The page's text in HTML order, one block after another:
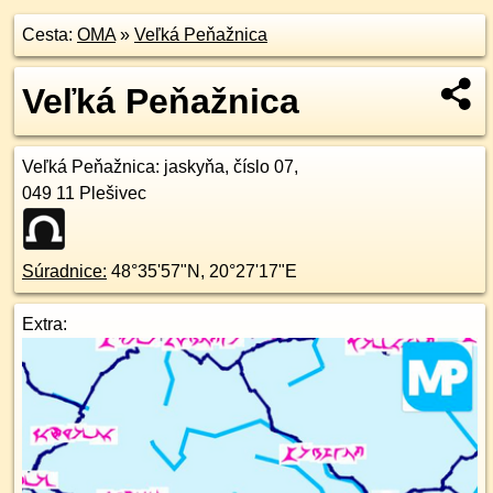
Cesta: OMA» Veľká Peňažnica
Veľká Peňažnica
Veľká Peňažnica: jaskyňa, číslo 07,
049 11 Plešivec
Súradnice: 48°35'57"N , 20°27'17"E
Extra: